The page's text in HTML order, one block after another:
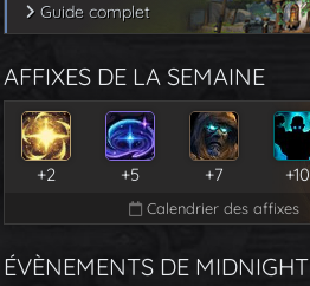
Guide complet
AFFIXES DE LA SEMAINE
+2 +5 +7 +10
Calendrier des affixes
ÉVÈNEMENTS DE MIDNIGHT